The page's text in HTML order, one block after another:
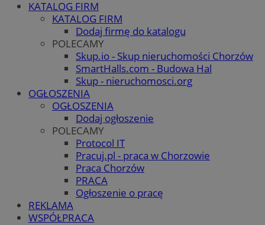
KATALOG FIRM
KATALOG FIRM
Dodaj firmę do katalogu
POLECAMY
Skup.io - Skup nieruchomości Chorzów
SmartHalls.com - Budowa Hal
Skup - nieruchomosci.org
OGŁOSZENIA
OGŁOSZENIA
Dodaj ogłoszenie
POLECAMY
Protocol IT
Pracuj.pl - praca w Chorzowie
Praca Chorzów
PRACA
Ogłoszenie o pracę
REKLAMA
WSPÓŁPRACA